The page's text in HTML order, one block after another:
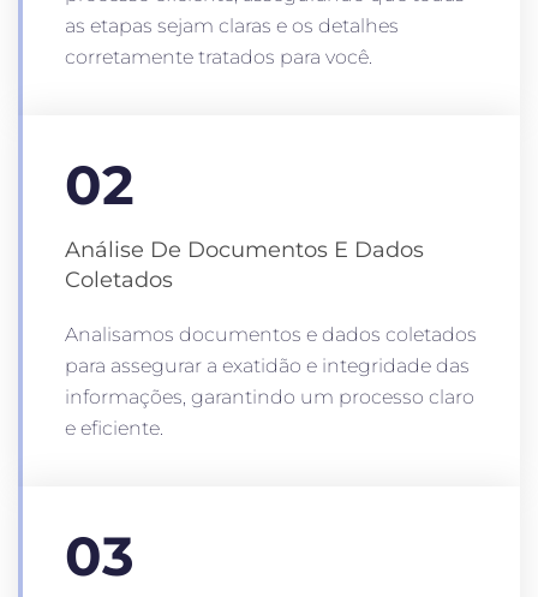
as etapas sejam claras e os detalhes
corretamente tratados para você.
02
Análise De Documentos E Dados
Coletados
Analisamos documentos e dados coletados
para assegurar a exatidão e integridade das
informações, garantindo um processo claro
e eficiente.
03